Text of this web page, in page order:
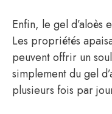
Enfin, le gel d’aloès
Les propriétés
peuvent offrir un
simplement du gel
plusieurs fois par